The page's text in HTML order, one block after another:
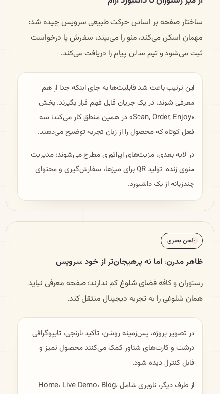
ساختار صفحه بر اساس حرکت طبیعی سرویس چیده شد:
مهمان اسکن می‌کند، منو را می‌بیند، سفارش یا درخواست
ثبت می‌شود و تیم سالن پیام را دریافت می‌کند.
این ترتیب باعث شد قابلیت‌ها به جای اینکه جدا از هم
معرفی شوند، در یک جریان قابل فهم قرار بگیرند. بخش
«Scan, Order, Enjoy» در همین منطق کار می‌کند؛ سه
فعل کوتاه که محصول را از زبان تجربه توضیح می‌دهند.
در لایه بعدی، مزیت‌های اپراتوری مطرح می‌شوند: مدیریت
منوی زنده، تولید QR برای میزها، سفارش‌گیری و محتوای
چندزبانه از یک داشبورد.
لحن بصری
ظاهر مدرن، اما نه پرهیجان‌تر از خود سرویس
رستوران و کافه فضای شلوغ کم ندارند؛ صفحه معرفی نباید
همان شلوغی را به تجربه دیجیتال منتقل کند.
در تصویر پروژه، پس‌زمینه روشن، تأکید نارنجی، تایپوگرافی
درشت و کارت‌های شناور کمک می‌کنند محصول تمیز و
قابل کنترل دیده شود.
از طرف دیگر، ناوبری شامل Home، Live Demo، Blog،